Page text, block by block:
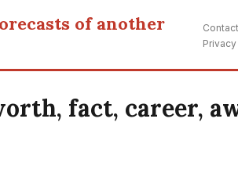
of another
Contact
fact, career,